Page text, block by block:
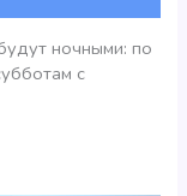
ночными: по
с